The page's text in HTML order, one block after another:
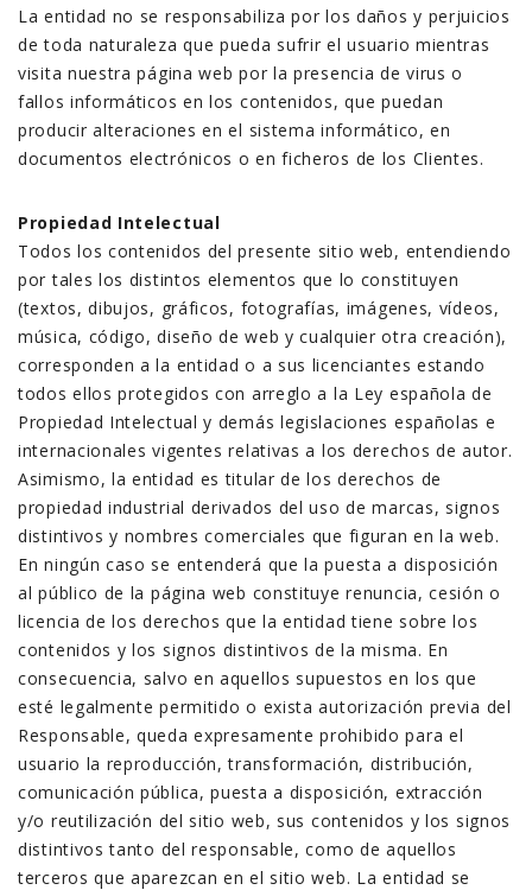
La entidad no se responsabiliza por los daños y perjuicios
de toda naturaleza que pueda sufrir el usuario mientras
visita nuestra página web por la presencia de virus o
fallos informáticos en los contenidos, que puedan
producir alteraciones en el sistema informático, en
documentos electrónicos o en ficheros de los Clientes.
Propiedad Intelectual
Todos los contenidos del presente sitio web, entendiendo
por tales los distintos elementos que lo constituyen
(textos, dibujos, gráficos, fotografías, imágenes, vídeos,
música, código, diseño de web y cualquier otra creación),
corresponden a la entidad o a sus licenciantes estando
todos ellos protegidos con arreglo a la Ley española de
Propiedad Intelectual y demás legislaciones españolas e
internacionales vigentes relativas a los derechos de autor.
Asimismo, la entidad es titular de los derechos de
propiedad industrial derivados del uso de marcas, signos
distintivos y nombres comerciales que figuran en la web.
En ningún caso se entenderá que la puesta a disposición
al público de la página web constituye renuncia, cesión o
licencia de los derechos que la entidad tiene sobre los
contenidos y los signos distintivos de la misma. En
consecuencia, salvo en aquellos supuestos en los que
esté legalmente permitido o exista autorización previa del
Responsable, queda expresamente prohibido para el
usuario la reproducción, transformación, distribución,
comunicación pública, puesta a disposición, extracción
y/o reutilización del sitio web, sus contenidos y los signos
distintivos tanto del responsable, como de aquellos
terceros que aparezcan en el sitio web. La entidad se